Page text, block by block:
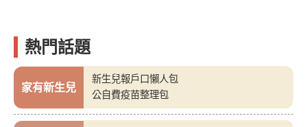
熱門話題
家有新生兒
新生兒報戶口懶人包
公自費疫苗整理包